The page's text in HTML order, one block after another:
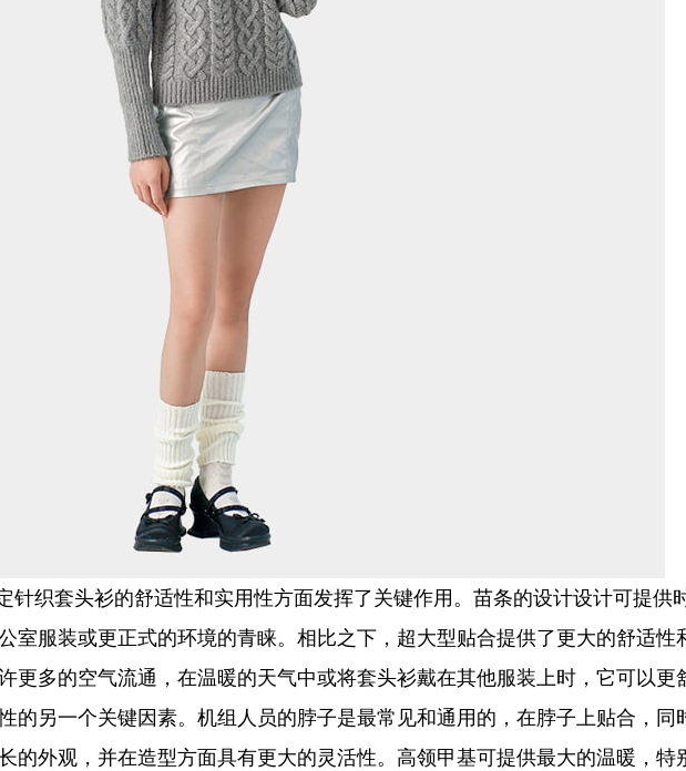
织套头衫的舒适性和实用性方面发挥了关键作用。苗条的设计设计可提供
室服装或更正式的环境的青睐。相比之下，超大型贴合提供了更大的舒适
更多的空气流通，在温暖的天气中或将套头衫戴在其他服装上时，它可以更
的另一个关键因素。机组人员的脖子是最常见和通用的，在脖子上贴合，
的外观，并在造型方面具有更大的灵活性。高领甲基可提供最大的温暖，